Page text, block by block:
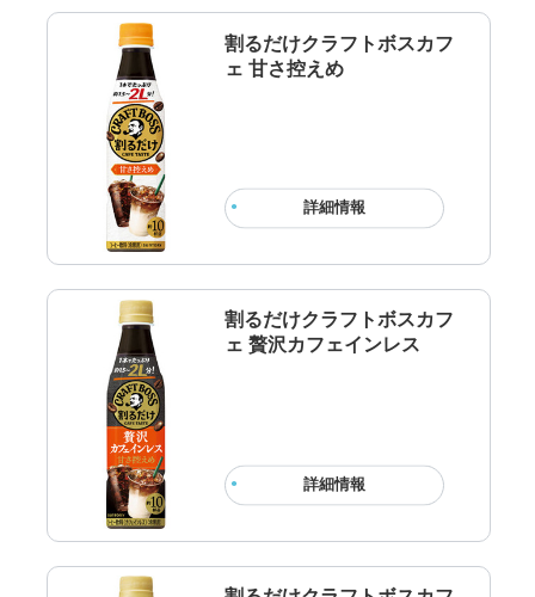
割るだけクラフトボスカフ
ェ 甘さ控えめ
詳細情報
割るだけクラフトボスカフ
ェ 贅沢カフェインレス
詳細情報